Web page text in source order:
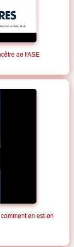
de l'ASE
en est-on